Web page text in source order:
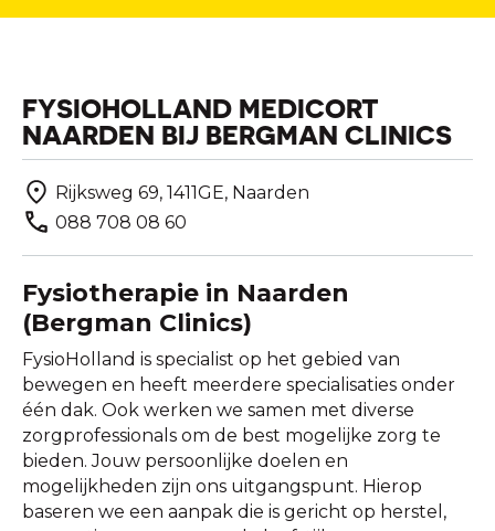
FYSIOHOLLAND MEDICORT
NAARDEN BIJ BERGMAN CLINICS
Rijksweg 69, 1411GE, Naarden
088 708 08 60
Fysiotherapie in Naarden
(Bergman Clinics)
FysioHolland is specialist op het gebied van
bewegen en heeft meerdere specialisaties onder
één dak. Ook werken we samen met diverse
zorgprofessionals om de best mogelijke zorg te
bieden. Jouw persoonlijke doelen en
mogelijkheden zijn ons uitgangspunt. Hierop
baseren we een aanpak die is gericht op herstel,